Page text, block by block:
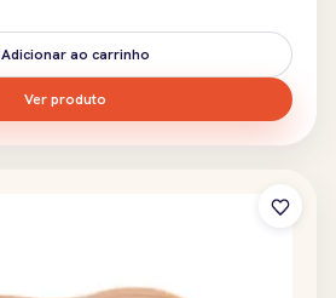
Adicionar ao carrinho
Ver produto